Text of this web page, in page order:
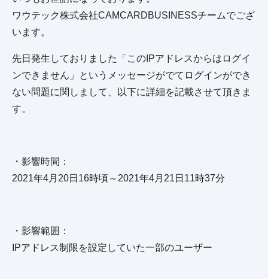
ワウテック株式会社CAMCARDBUSINESSチームでござ
います。
先日発生しておりました「このIPアドレスからはログイ
ンできません」というメッセージがでてログインができ
ない問題に関しまして、以下に詳細を記載させて頂きま
す。
・影響時間：
2021年4月20日16時頃～2021年4月21日11時37分
・影響範囲：
IPアドレス制限を設定していた一部のユーザー